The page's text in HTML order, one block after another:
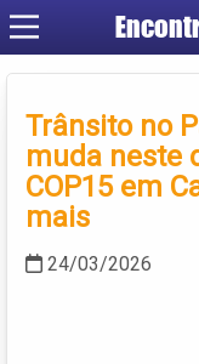
Trânsito no
muda neste
COP15 em
mais
24/03/2026